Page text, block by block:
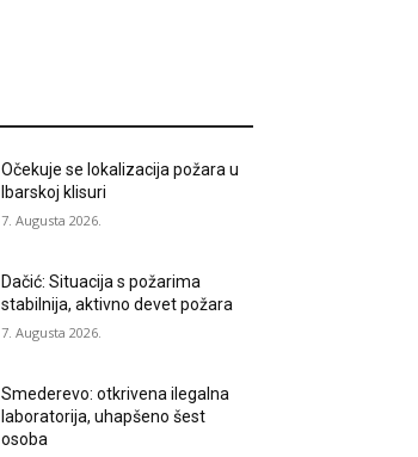
Očekuje se lokalizacija požara u
Ibarskoj klisuri
7. Augusta 2026.
Dačić: Situacija s požarima
stabilnija, aktivno devet požara
7. Augusta 2026.
Smederevo: otkrivena ilegalna
laboratorija, uhapšeno šest
osoba